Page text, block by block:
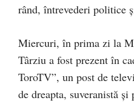
rând, întrevederi politice
Miercuri, în prima zi la
Târziu a fost prezent în
ToroTV”, un post de
de dreapta, suveranistă și